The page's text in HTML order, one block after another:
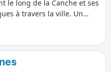
le long de la Canche et ses
à travers la ville. Un